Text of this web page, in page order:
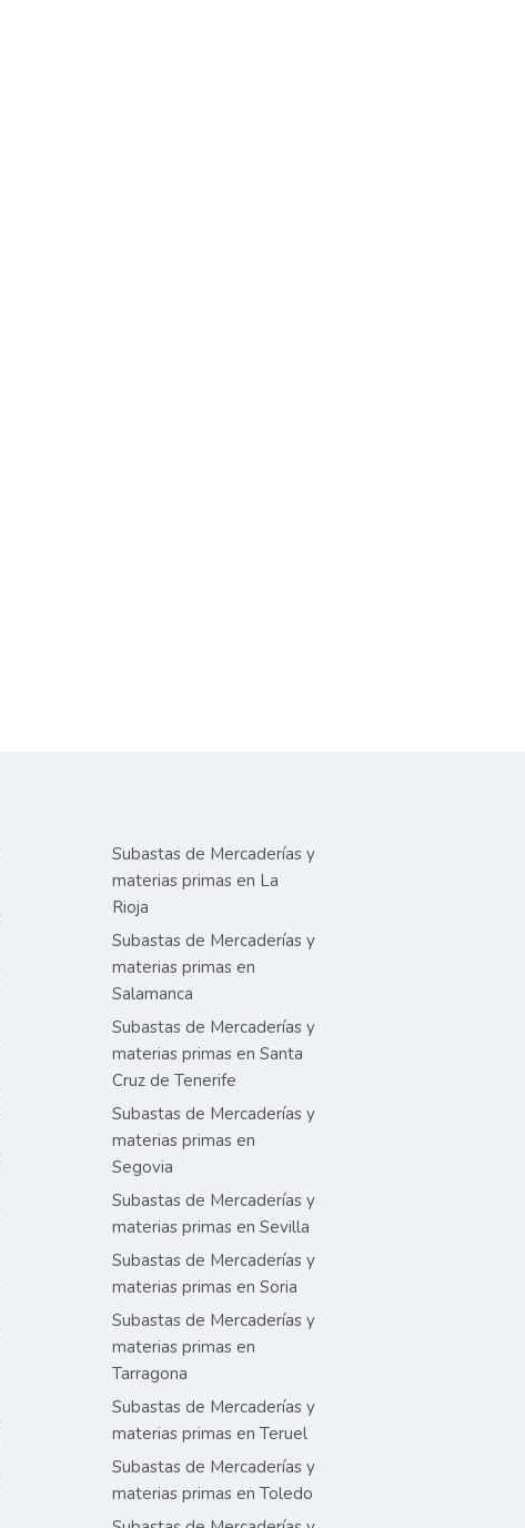
Subastas de Mercaderías y
materias primas en La
Rioja
Subastas de Mercaderías y
materias primas en
Salamanca
Subastas de Mercaderías y
materias primas en Santa
Cruz de Tenerife
Subastas de Mercaderías y
materias primas en
Segovia
Subastas de Mercaderías y
materias primas en Sevilla
Subastas de Mercaderías y
materias primas en Soria
Subastas de Mercaderías y
materias primas en
Tarragona
Subastas de Mercaderías y
materias primas en Teruel
Subastas de Mercaderías y
materias primas en Toledo